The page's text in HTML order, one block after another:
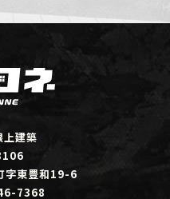
上建築
字東豊和19-6
7368